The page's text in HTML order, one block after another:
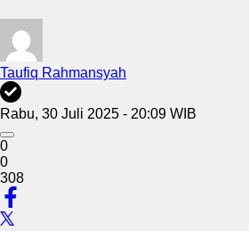
Taufiq Rahmansyah
Rabu, 30 Juli 2025 - 20:09 WIB
0
0
308